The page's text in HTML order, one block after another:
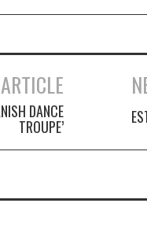
nombre de
ocupaciones
DANCE
TROUPE’